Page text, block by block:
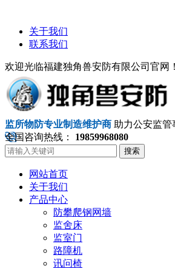
关于我们
联系我们
欢迎光临福建独角兽安防有限公司官网！
监所物防专业制造维护商 助力公安监
全国咨询热线：
19859968080
搜索
网站首页
关于我们
产品中心
防攀爬钢网墙
监舍床
监室门
路障机
讯问椅